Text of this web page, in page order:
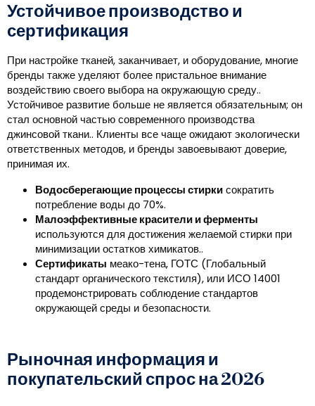
Устойчивое производство и
сертификация
При настройке тканей, заканчивает, и оборудование, многие
бренды также уделяют более пристальное внимание
воздействию своего выбора на окружающую среду..
Устойчивое развитие больше не является обязательным; он
стал основной частью современного производства
джинсовой ткани.. Клиенты все чаще ожидают экологически
ответственных методов, и бренды завоевывают доверие,
принимая их.
Водосберегающие процессы стиркисократить
потребление воды до 70%.
Малоэффективные красители и ферменты
используются для достижения желаемой стирки при
минимизации остатков химикатов..
Сертификаты меако-тена, ГОТС (Глобальный
стандарт органического текстиля), или ИСО 14001
продемонстрировать соблюдение стандартов
окружающей среды и безопасности.
Рыночная информация и
покупательский спрос на 2026